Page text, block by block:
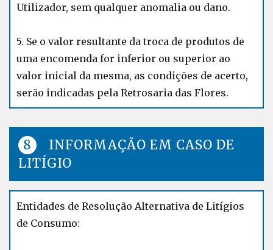
Utilizador, sem qualquer anomalia ou dano.
5. Se o valor resultante da troca de produtos de
uma encomenda for inferior ou superior ao
valor inicial da mesma, as condições de acerto,
serão indicadas pela Retrosaria das Flores.
INFORMAÇÃO EM CASO DE
LITÍGIO
Entidades de Resolução Alternativa de Litígios
de Consumo: